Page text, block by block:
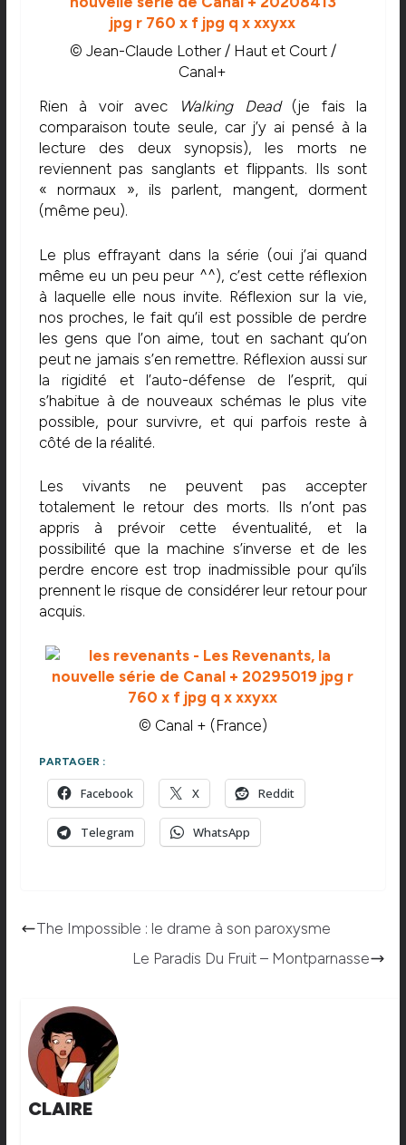
© Jean-Claude Lother / Haut et Court /
Canal+
Rien à voir avec
Walking Dead(je fais la
comparaison toute seule, car j’y ai pensé à la
lecture des deux synopsis), les morts ne
reviennent pas sanglants et flippants. Ils sont
« normaux », ils parlent, mangent, dorment
(même peu).
Le plus effrayant dans la série (oui j’ai quand
même eu un peu peur ^^), c’est cette réflexion
à laquelle elle nous invite. Réflexion sur la vie,
nos proches, le fait qu’il est possible de perdre
les gens que l’on aime, tout en sachant qu’on
peut ne jamais s’en remettre. Réflexion aussi sur
la rigidité et l’auto-défense de l’esprit, qui
s’habitue à de nouveaux schémas le plus vite
possible, pour survivre, et qui parfois reste à
côté de la réalité.
Les vivants ne peuvent pas accepter
totalement le retour des morts. Ils n’ont pas
appris à prévoir cette éventualité, et la
possibilité que la machine s’inverse et de les
perdre encore est trop inadmissible pour qu’ils
prennent le risque de considérer leur retour pour
acquis.
© Canal + (France)
PARTAGER :
Facebook X Reddit
Telegram WhatsApp
The Impossible : le drame à son paroxysme
Le Paradis Du Fruit – Montparnasse
CLAIRE